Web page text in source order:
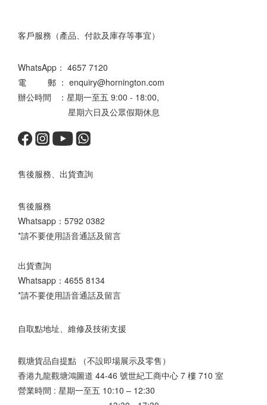
客戶服務（產品、付款及庫存等事宜）
WhatsApp： 4657 7120
電 郵 ： enquiry@hornington.com
辦公時間 ：星期一至五 9:00 - 18:00,
星期六日及公眾假期休息
售後服務、出貨查詢
售後服務
Whatsapp： 5792 0382
*請不要使用語音通話及留言
出貨查詢
Whatsapp： 4655 8134
*請不要使用語音通話及留言
自取點地址、維修及技術支援
觀塘貨品自提點 （不設即場展示及零售）
香港九龍觀塘鴻圖道 44-46 號世紀工商中心 7 樓 710 室
營業時間 : 星期一至五 10:10 – 12:30